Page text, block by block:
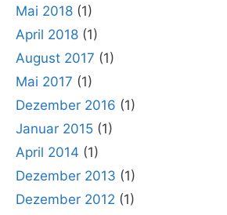
Mai 2018 (1)
April 2018 (1)
August 2017 (1)
Mai 2017 (1)
Dezember 2016 (1)
Januar 2015 (1)
April 2014 (1)
Dezember 2013 (1)
Dezember 2012 (1)